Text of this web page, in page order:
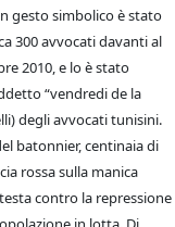
gesto simbolico è stato
300 avvocati davanti al
2010, e lo è stato
“vendredi de la
degli avvocati tunisini.
batonnier, centinaia di
rossa sulla manica
contro la repressione